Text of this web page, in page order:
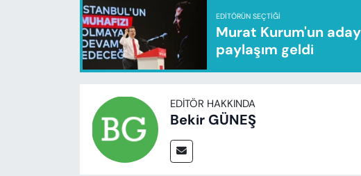
EDITÖRÜN SEÇTIĞI
Murat Kurum'un
paylaşım geldi
EDITÖR HAKKINDA
Bekir GÜNEŞ